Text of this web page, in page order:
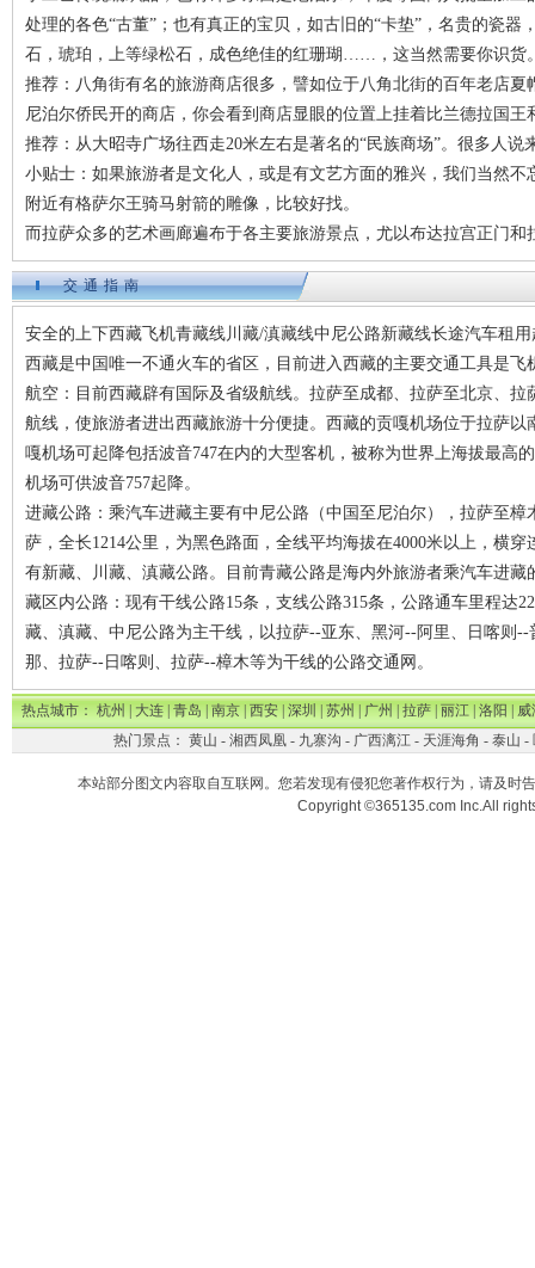
处理的各色“古董”；也有真正的宝贝，如古旧的“卡垫”，名贵的瓷
石，琥珀，上等绿松石，成色绝佳的红珊瑚……，这当然需要你识货
推荐：八角街有名的旅游商店很多，譬如位于八角北街的百年老店夏
尼泊尔侨民开的商店，你会看到商店显眼的位置上挂着比兰德拉国王
推荐：从大昭寺广场往西走20米左右是著名的“民族商场”。很多人说
小贴士：如果旅游者是文化人，或是有文艺方面的雅兴，我们当然
附近有格萨尔王骑马射箭的雕像，比较好找。
而拉萨众多的艺术画廊遍布于各主要旅游景点，尤以布达拉宫正门
交通指南
安全的上下西藏飞机青藏线川藏/滇藏线中尼公路新藏线长途汽车租
西藏是中国唯一不通火车的省区，目前进入西藏的主要交通工具是飞
航空：目前西藏辟有国际及省级航线。拉萨至成都、拉萨至北京、
航线，使旅游者进出西藏旅游十分便捷。西藏的贡嘎机场位于拉萨
嘎机场可起降包括波音747在内的大型客机，被称为世界上海拔最高
机场可供波音757起降。
进藏公路：乘汽车进藏主要有中尼公路（中国至尼泊尔），拉萨至
萨，全长1214公里，为黑色路面，全线平均海拔在4000米以上，横
有新藏、川藏、滇藏公路。目前青藏公路是海内外旅游者乘汽车进藏
藏区内公路：现有干线公路15条，支线公路315条，公路通车里程达
藏、滇藏、中尼公路为主干线，以拉萨--亚东、黑河--阿里、日喀则
那、拉萨--日喀则、拉萨--樟木等为干线的公路交通网。
热点城市：杭州|大连|青岛|南京|西安|深圳|苏州|广州|拉萨|丽江|洛阳|威
热门景点： 黄山 - 湘西凤凰- 九寨沟 - 广西漓江- 天涯海角 - 泰山 -
本站部分图文内容取自互联网。您若发现有侵犯您著作权行为，请及时
Copyright ©365135.com Inc.All